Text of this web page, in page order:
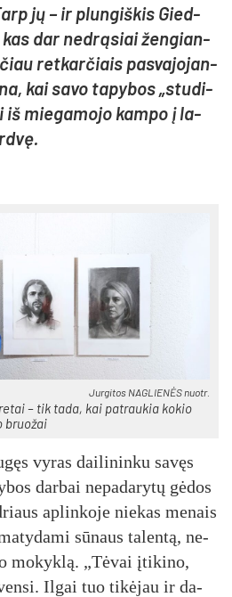
jų – ir plun­giš­kis Gied­
kas dar ne­drą­siai žen­gian­
ret­kar­čiais pa­sva­jo­jan­
kai sa­vo ta­py­bos „stu­di­
iš mie­ga­mo­jo kam­po į la­
Jur­gi­tos NAG­LIE­NĖS nuo­tr.
– tik ta­da, kai pa­trau­kia ko­kio
bruo­žai
vy­ras dai­li­nin­ku sa­vęs
dar­bai ne­pa­da­ry­tų gė­dos
ap­lin­ko­je nie­kas me­nais
sū­naus ta­len­tą, ne­
mo­kyk­lą. „Tė­vai įti­ki­no,
Il­gai tuo ti­kė­jau ir da­